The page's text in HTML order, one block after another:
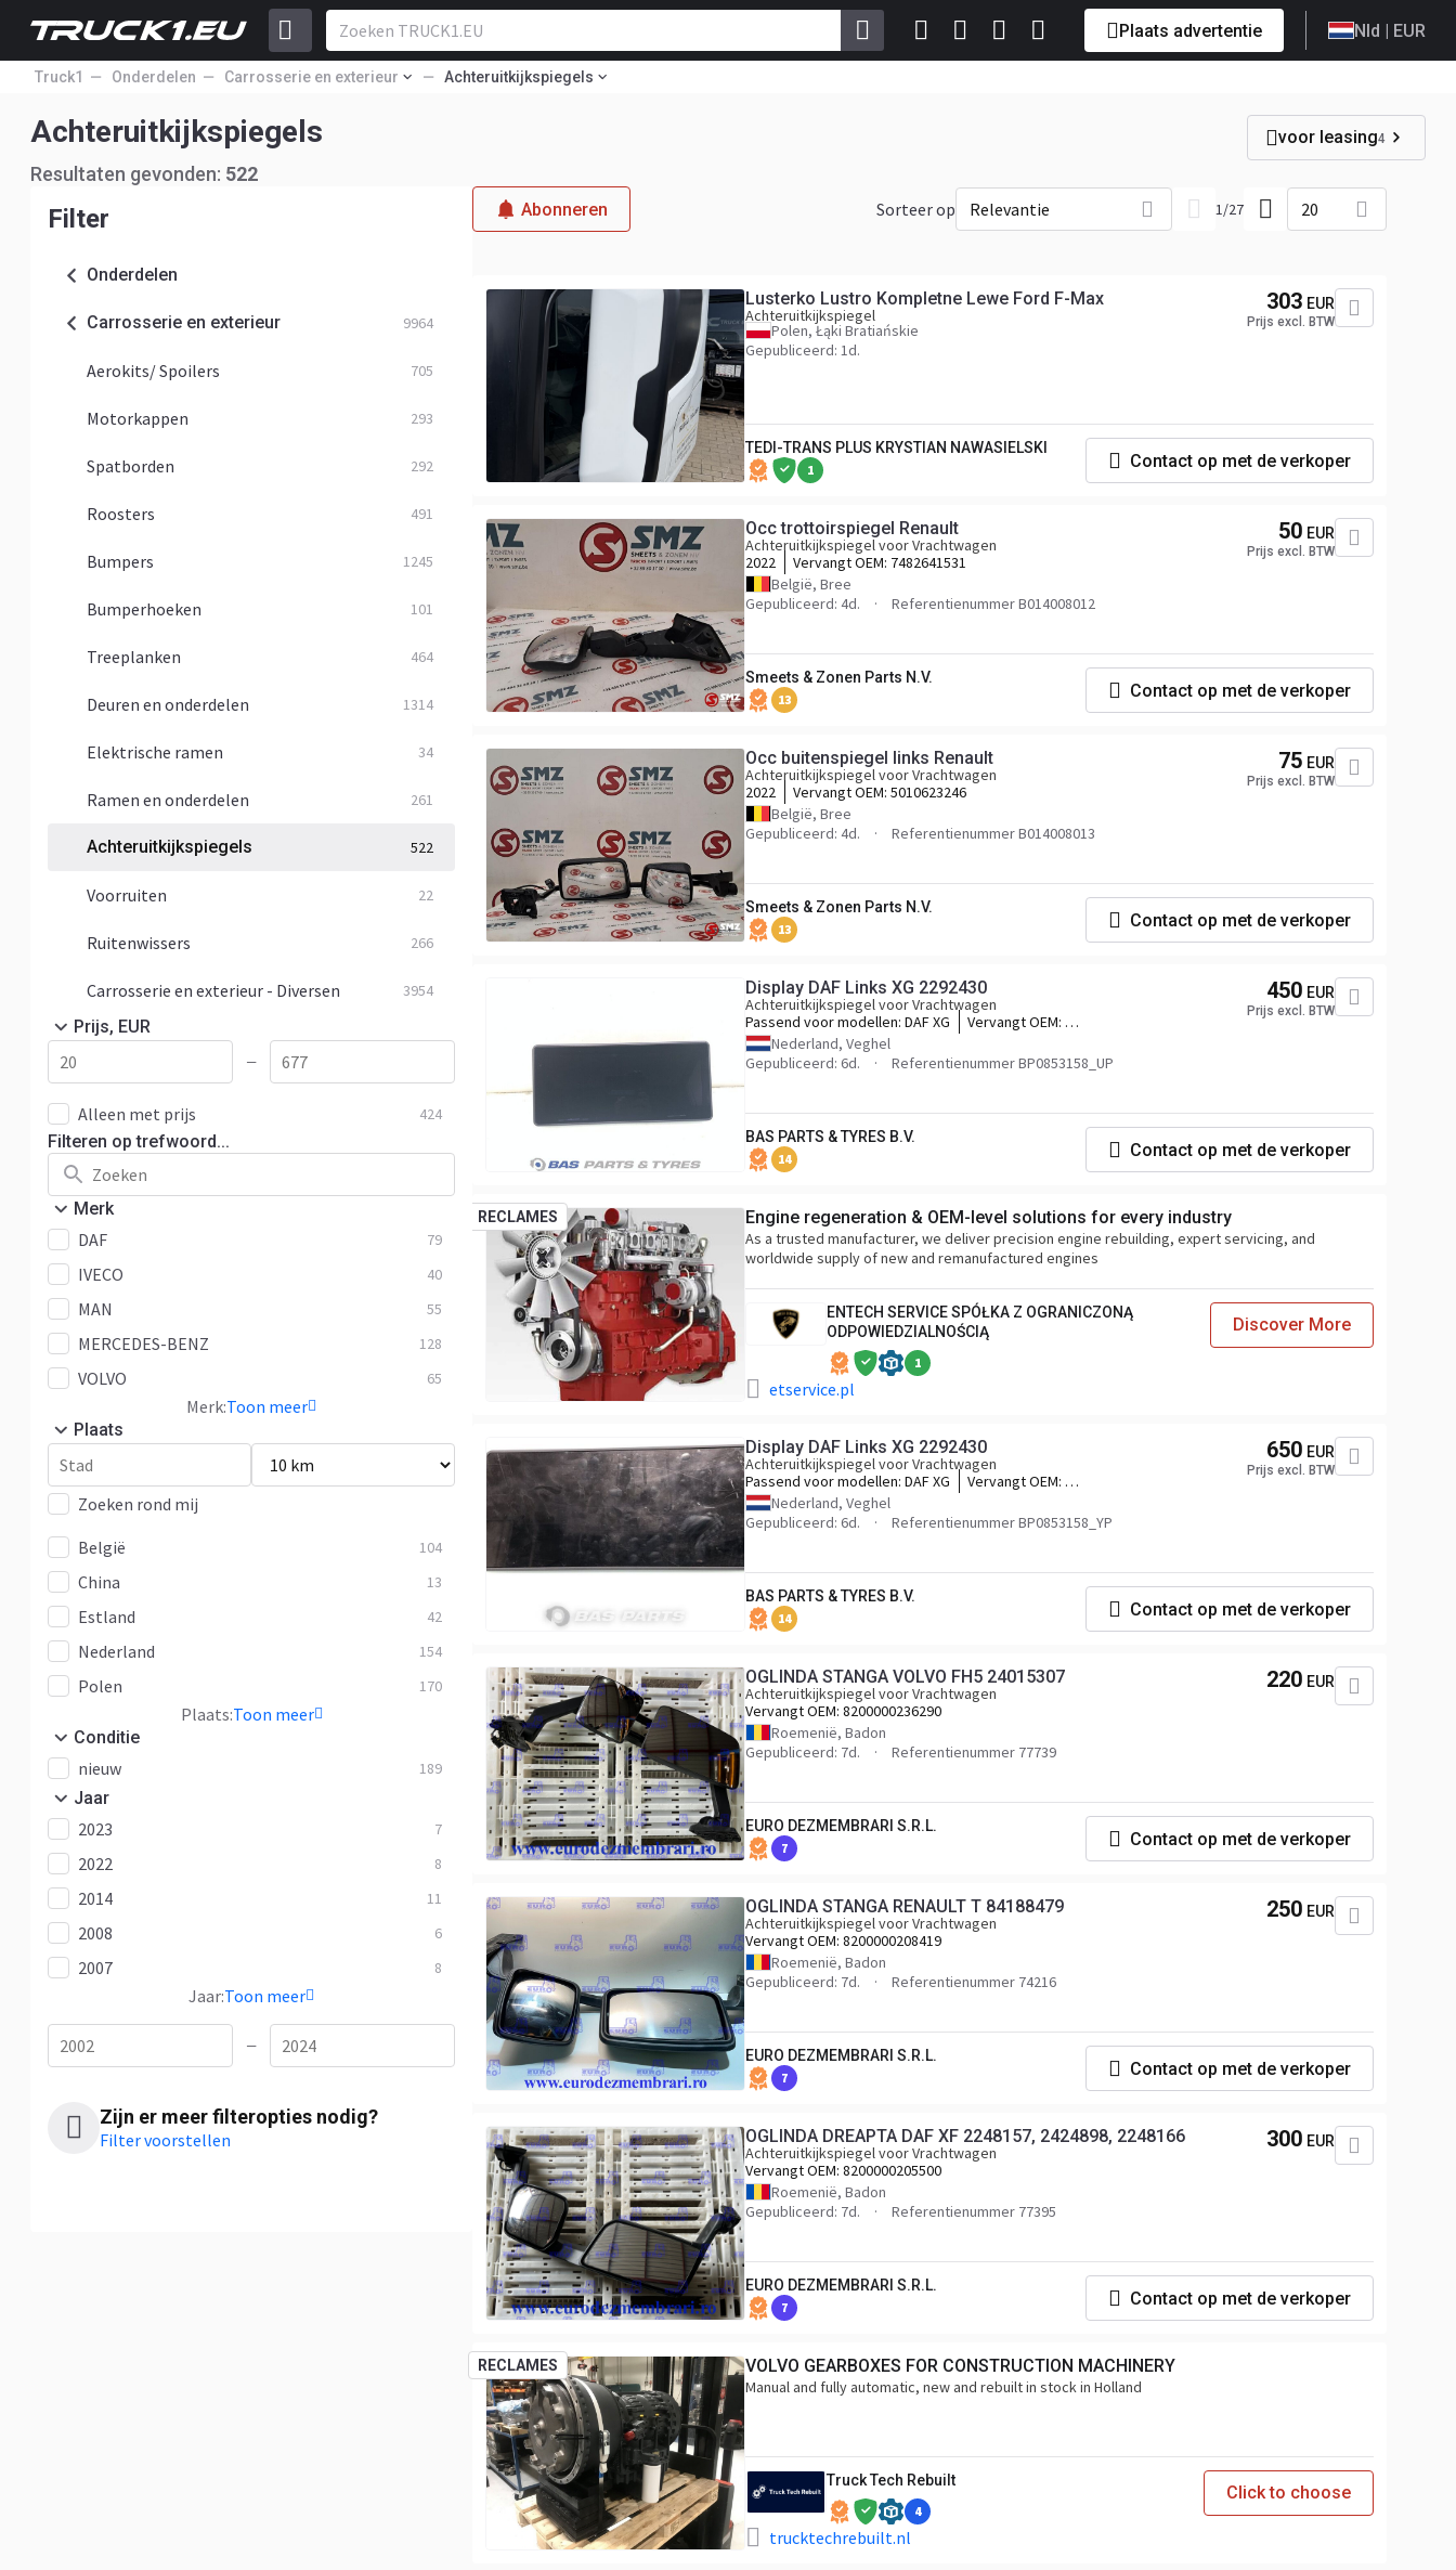
Plaats advertentie Nld | EUR
Truck1 Onderdelen Carrosserie en exterieur Achteruitkijkspiegels
Achteruitkijkspiegels
Resultaten gevonden: 522
voor leasing4
Filter
Onderdelen
Carrosserie en exterieur 9964
Aerokits/ Spoilers 705
Motorkappen 293
Spatborden 292
Roosters 491
Bumpers 1245
Bumperhoeken 101
Treeplanken 464
Deuren en onderdelen 1314
Elektrische ramen 34
Ramen en onderdelen 261
Achteruitkijkspiegels 522
Voorruiten 22
Ruitenwissers 266
Carrosserie en exterieur - Diversen 3954
Prijs, EUR
—
Alleen met prijs 424
Filteren op trefwoord...
Merk
DAF 79
IVECO 40
MAN 55
MERCEDES-BENZ 128
VOLVO 65
Merk:Toon meer
Plaats
Zoeken rond mij
België
104
China 13
Estland 42
Nederland 154
Polen 170
Plaats:Toon meer
Conditie
nieuw 189
Jaar
2023 7
2022 8
2014 11
2008 6
2007 8
Jaar:Toon meer
—
Zijn er meer filteropties nodig?
Filter voorstellen
Abonneren Sorteer op Relevantie 1/27 20
Lusterko Lustro Kompletne Lewe Ford F-Max
Achteruitkijkspiegel
Polen, Łąki Bratiańskie
Gepubliceerd: 1d.
303 EUR
Prijs excl. BTW
TEDI-TRANS PLUS KRYSTIAN NAWASIELSKI
1 Contact op met de verkoper
Occ trottoirspiegel Renault
Achteruitkijkspiegel voor Vrachtwagen
2022
Vervangt OEM: 7482641531
België, Bree
Gepubliceerd: 4d.
Referentienummer B014008012
50 EUR
Prijs excl. BTW
Smeets & Zonen Parts N.V.
13 Contact op met de verkoper
Occ buitenspiegel links Renault
Achteruitkijkspiegel voor Vrachtwagen
2022
Vervangt OEM: 5010623246
België, Bree
Gepubliceerd: 4d.
Referentienummer B014008013
75 EUR
Prijs excl. BTW
Smeets & Zonen Parts N.V.
13 Contact op met de verkoper
Display DAF Links XG 2292430
Achteruitkijkspiegel voor Vrachtwagen
Passend voor modellen: DAF XG
Vervangt OEM:
Nederland, Veghel
Gepubliceerd: 6d.
Referentienummer BP0853158_UP
450 EUR
Prijs excl. BTW
BAS PARTS & TYRES B.V.
14 Contact op met de verkoper
RECLAMES Engine regeneration & OEM-level solutions for every industry
As a trusted manufacturer, we deliver precision engine rebuilding, expert servicing, and
worldwide supply of new and remanufactured engines
ENTECH SERVICE SPÓŁKA Z OGRANICZONĄ
ODPOWIEDZIALNOŚCIĄ
1
etservice.pl
Discover More
Display DAF Links XG 2292430
Achteruitkijkspiegel voor Vrachtwagen
Passend voor modellen: DAF XG
Vervangt OEM:
Nederland, Veghel
Gepubliceerd: 6d.
Referentienummer BP0853158_YP
650 EUR
Prijs excl. BTW
BAS PARTS & TYRES B.V.
14 Contact op met de verkoper
OGLINDA STANGA VOLVO FH5 24015307
Achteruitkijkspiegel voor Vrachtwagen
Vervangt OEM: 8200000236290
Roemenië, Badon
Gepubliceerd: 7d.
Referentienummer 77739
220 EUR
EURO DEZMEMBRARI S.R.L.
7 Contact op met de verkoper
OGLINDA STANGA RENAULT T 84188479
Achteruitkijkspiegel voor Vrachtwagen
Vervangt OEM: 8200000208419
Roemenië, Badon
Gepubliceerd: 7d.
Referentienummer 74216
250 EUR
EURO DEZMEMBRARI S.R.L.
7 Contact op met de verkoper
OGLINDA DREAPTA DAF XF 2248157, 2424898, 2248166
Achteruitkijkspiegel voor Vrachtwagen
Vervangt OEM: 8200000205500
Roemenië, Badon
Gepubliceerd: 7d.
Referentienummer 77395
300 EUR
EURO DEZMEMBRARI S.R.L.
7 Contact op met de verkoper
RECLAMES VOLVO GEARBOXES FOR CONSTRUCTION MACHINERY
Manual and fully automatic, new and rebuilt in stock in Holland
Truck Tech Rebuilt
4
trucktechrebuilt.nl
Click to choose